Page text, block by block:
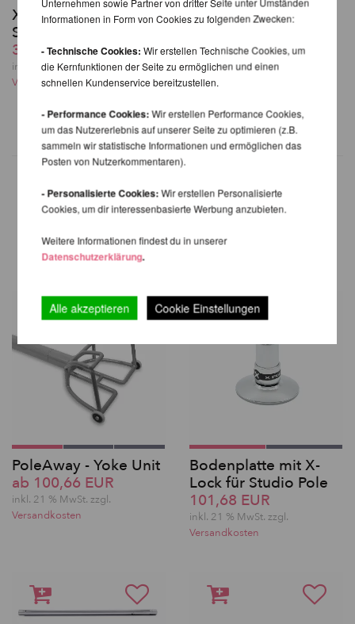
X-Stage Silikon Pole
Set D45mm
375,20 EUR
inkl. 21 % MwSt. zzgl.
Versandkosten
Ersatz-Bodenplatten
für X-Pole X-Stage /-
Lite (3er Pack)
Ab 293,86 EUR
inkl. 21 % MwSt. zzgl.
WEITERE PRODUKTE
DERSELBEN MARKE
PoleAway - Yoke Unit
ab 100,66 EUR
inkl. 21 % MwSt. zzgl.
Versandkosten
Bodenplatte mit X-
Lock für Studio Pole
101,68 EUR
inkl. 21 % MwSt. zzgl.
Versandkosten
Informationen in Form von Cookies zu folgenden Zwecken:
- Technische Cookies: Wir erstellen Technische Cookies, um
die Kernfunktionen der Seite zu ermöglichen und einen
schnellen Kundenservice bereitzustellen.
- Performance Cookies:Wir erstellen Performance Cookies,
um das Nutzererlebnis auf unserer Seite zu optimieren (z.B.
sammeln wir statistische Informationen und ermöglichen das
Posten von Nutzerkommentaren).
- Personalisierte Cookies:Wir erstellen Personalisierte
Cookies, um dir interessenbasierte Werbung anzubieten.
Weitere Informationen findest du in unserer
Datenschutzerklärung.
Alle akzeptieren Cookie Einstellungen